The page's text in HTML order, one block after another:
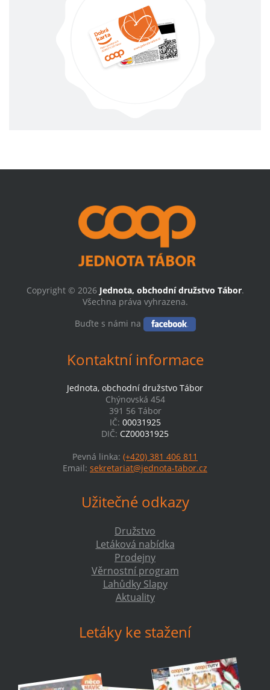
Copyright © 2026 Jednota, obchodní družstvo Tábor.
Všechna práva vyhrazena.
Buďte s námi na
Kontaktní informace
Jednota, obchodní družstvo Tábor
Chýnovská 454
391 56 Tábor
IČ: 00031925
DIČ: CZ00031925
Pevná linka: (+420) 381 406 811
Email: sekretariat@jednota-tabor.cz
Užitečné odkazy
Družstvo
Letáková nabídka
Prodejny
Věrnostní program
Lahůdky Slapy
Aktuality
Letáky ke stažení